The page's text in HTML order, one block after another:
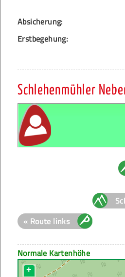
Absicherung:
Erstbegehung:
Schlehenmühler
« Route links
Normale Kartenhöhe
+